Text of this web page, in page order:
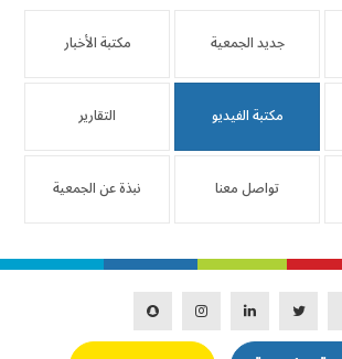
جديد الجمعية مكتبة الأخبار
مكتبة الفيديو التقارير
تواصل معنا نبذة عن الجمعية